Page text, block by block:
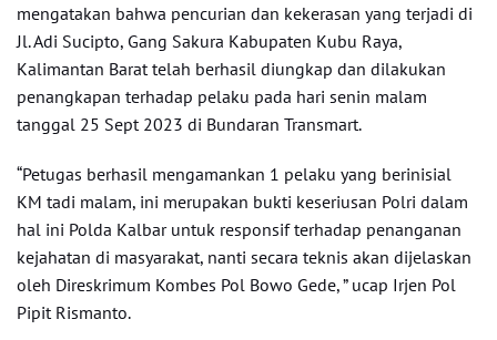
mengatakan bahwa pencurian dan kekerasan yang terjadi di
Jl. Adi Sucipto, Gang Sakura Kabupaten Kubu Raya,
Kalimantan Barat telah berhasil diungkap dan dilakukan
penangkapan terhadap pelaku pada hari senin malam
tanggal 25 Sept 2023 di Bundaran Transmart.
“Petugas berhasil mengamankan 1 pelaku yang berinisial
KM tadi malam, ini merupakan bukti keseriusan Polri dalam
hal ini Polda Kalbar untuk responsif terhadap penanganan
kejahatan di masyarakat, nanti secara teknis akan dijelaskan
oleh Direskrimum Kombes Pol Bowo Gede, ” ucap Irjen Pol
Pipit Rismanto.